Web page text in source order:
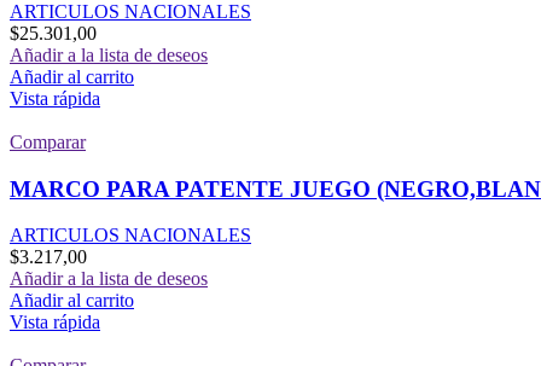
ARTICULOS NACIONALES
$25.301,00
Añadir a la lista de deseos
Añadir al carrito
Vista rápida
Comparar
MARCO PARA PATENTE JUEGO
ARTICULOS NACIONALES
$3.217,00
Añadir a la lista de deseos
Añadir al carrito
Vista rápida